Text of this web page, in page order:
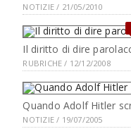
NOTIZIE / 21/05/2010
Il diritto di dire
RUBRICHE / 12/12/2008
Quando Adolf Hitler
NOTIZIE / 19/07/2005